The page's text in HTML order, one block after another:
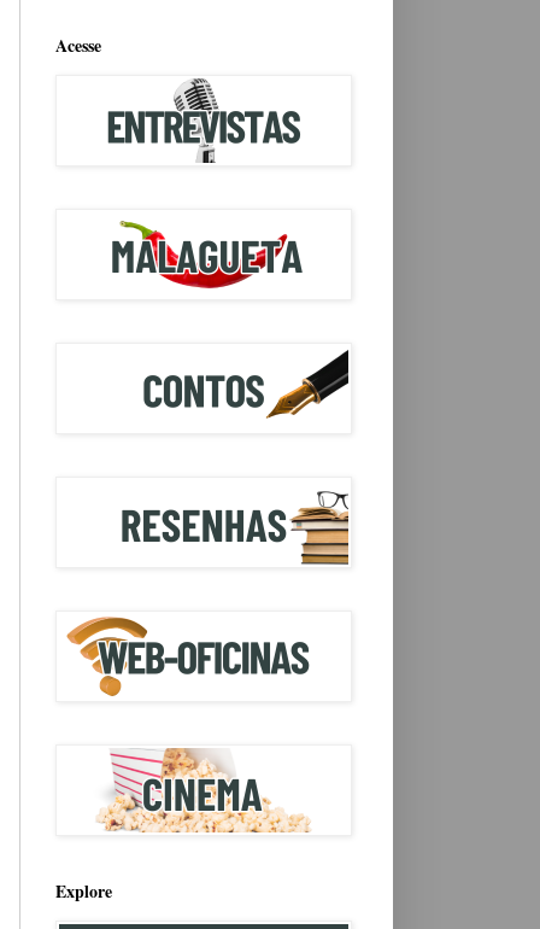
Acesse
Explore